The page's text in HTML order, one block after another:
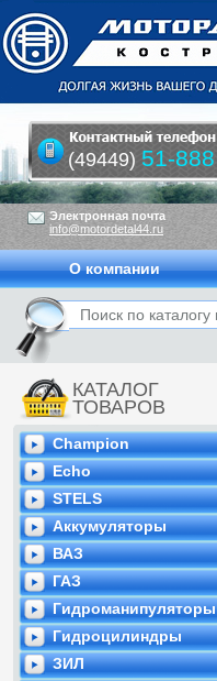
КАТАЛОГ
ТОВАРОВ
Champion
Echo
STELS
Аккумуляторы
ВАЗ
ГАЗ
Гидроманипуляторы
Гидроцилиндры
ЗИЛ
Электронная почта
info@motordetal44.ru
(49449) 51-888
О компании